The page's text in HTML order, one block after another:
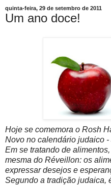
quinta-feira, 29 de setembro de 2011
Um ano doce!
Hoje se comemora o Rosh
Novo no calendário judaico
Em se tratando de
mesma do Réveillon: os
expressar desejos e
Segundo a tradição judaica,